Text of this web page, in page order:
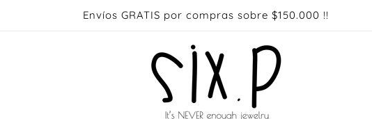
Envíos GRATIS por compras sobre $150.000 !!